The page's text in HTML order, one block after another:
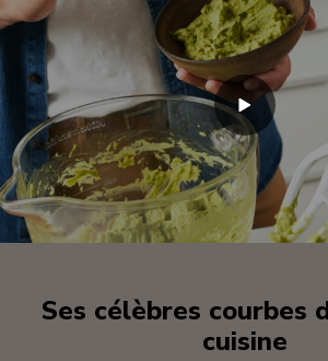
Ses célèbres courbes
cuisine